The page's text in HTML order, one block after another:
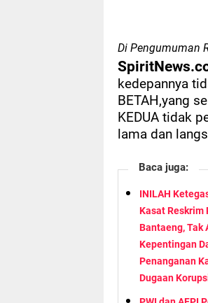
Di Pengumuman
kedepannya
BETAH,yang
KEDUA tidak
lama dan
Baca juga:
INILAH
Kasat Reskrim
Bantaeng, Tak
Kepentingan
Penanganan
Dugaan